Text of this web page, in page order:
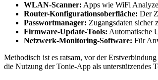
WLAN-Scanner: Apps wie WiFi
Router-Konfigurationsoberfläche: Der
Passwortmanager: Zugangsdaten sicher
Firmware-Update-Tools: Automatische
Netzwerk-Monitoring-Software: Für
Methodisch ist es ratsam, vor der
die Nutzung der Tonie-App als unterstützendes